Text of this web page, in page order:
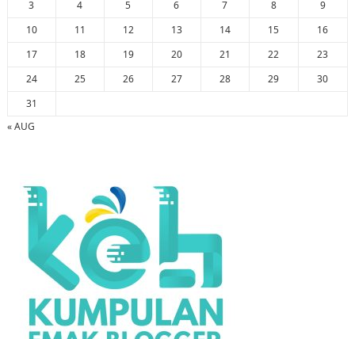
3
4 5 6 7 8
9
10
11 12 13 14 15
16
17
18 19 20 21 22
23
24
25 26 27 28 29
30
31
« AUG